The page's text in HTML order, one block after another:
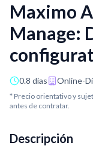
Maximo
Manage:
0.8 días Online-
* Precio orientativo y
antes de contratar.
Descripción